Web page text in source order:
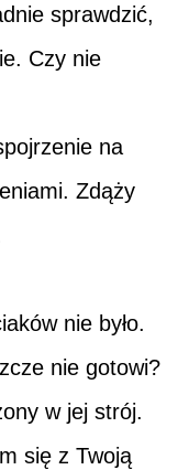
sprawdzić,
Czy nie
na
Zdąży
nie było.
nie gotowi?
w jej strój.
się z Twoją